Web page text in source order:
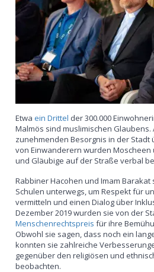
Etwaein Drittel der 300.000
Malmös sind muslimischen Glaubens.
zunehmenden Besorgnis in der Stadt
von Einwanderern wurden
und Gläubige auf der Straße verbal
Rabbiner Hacohen und Imam
Schulen unterwegs, um Respekt für
vermitteln und einen Dialog über
Dezember 2019 wurden sie von der
Menschenrechtspreis für ihre
Obwohl sie sagen, dass noch ein
konnten sie zahlreiche
gegenüber den religiösen und
beobachten.